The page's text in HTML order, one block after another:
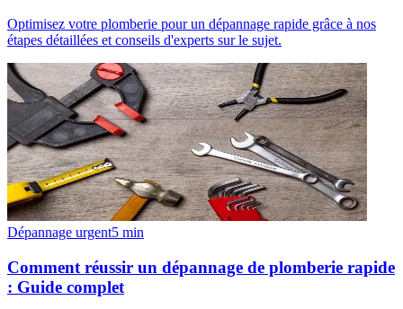
Optimisez votre plomberie pour un dépannage rapide grâce à nos
étapes détaillées et conseils d'experts sur le sujet.
Dépannage urgent5 min
Comment réussir un dépannage de plomberie rapide
: Guide complet